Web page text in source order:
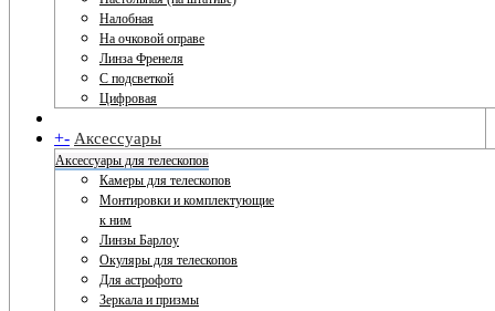
Налобная
На очковой оправе
Линза Френеля
С подсветкой
Цифровая
+- Аксессуары
Аксессуары для телескопов
Камеры для телескопов
Монтировки и комплектующие
к ним
Линзы Барлоу
Окуляры для телескопов
Для астрофото
Зеркала и призмы